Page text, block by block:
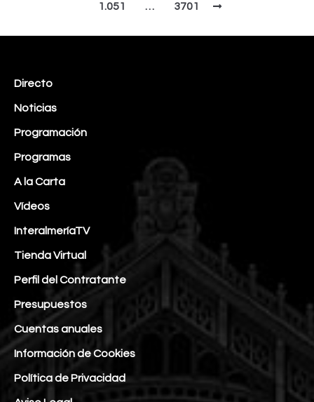
1.051
… 3701
Directo
Noticias
Programación
Programas
A la Carta
Vídeos
InteralmeríaTV
Tienda Virtual
Perfil del Contratante
Presupuestos
Cuentas anuales
Información de Cookies
Política de Privacidad